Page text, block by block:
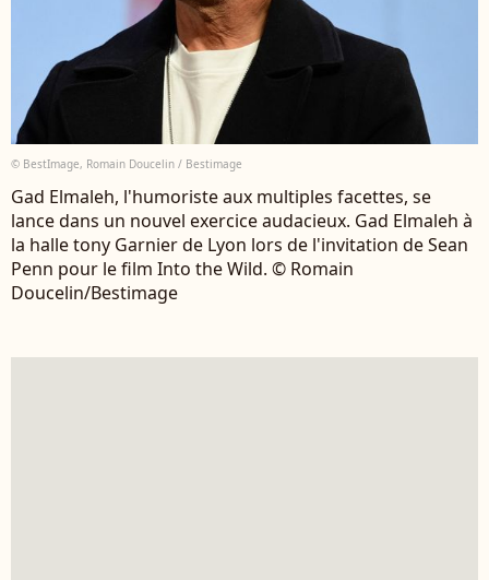
© BestImage, Romain Doucelin / Bestimage
Gad Elmaleh, l'humoriste aux multiples facettes, se
lance dans un nouvel exercice audacieux. Gad Elmaleh à
la halle tony Garnier de Lyon lors de l'invitation de Sean
Penn pour le film Into the Wild. © Romain
Doucelin/Bestimage